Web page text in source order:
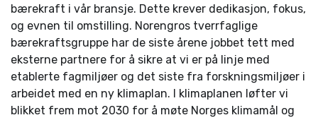
bærekraft i vår bransje. Dette krever dedikasjon, fokus,
og evnen til omstilling. Norengros tverrfaglige
bærekraftsgruppe har de siste årene jobbet tett med
eksterne partnere for å sikre at vi er på linje med
etablerte fagmiljøer og det siste fra forskningsmiljøer i
arbeidet med en ny klimaplan. I klimaplanen løfter vi
blikket frem mot 2030 for å møte Norges klimamål og